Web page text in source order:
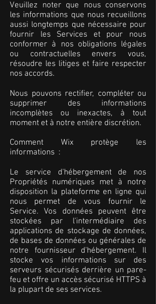
Veuillez noter que nous conservons
les informations que nous recueillons
aussi longtemps que nécessaire pour
fournir les Services et pour nous
conformer à nos obligations légales
ou contractuelles envers vous,
résoudre les litiges et faire respecter
nos accords.
Nous pouvons rectifier, compléter ou
supprimer des informations
incomplètes ou inexactes, à tout
moment et à notre entière discrétion.
Comment Wix protège les
informations :
Le service d'hébergement de nos
Propriétés numériques met à notre
disposition la plateforme en ligne qui
nous permet de vous fournir le
Service. Vos données peuvent être
stockées par l'intermédiaire des
applications de stockage de données,
de bases de données ou générales de
notre fournisseur d'hébergement. Il
stocke vos informations sur des
serveurs sécurisés derrière un pare-
feu et offre un accès sécurisé HTTPS à
la plupart de ses services.